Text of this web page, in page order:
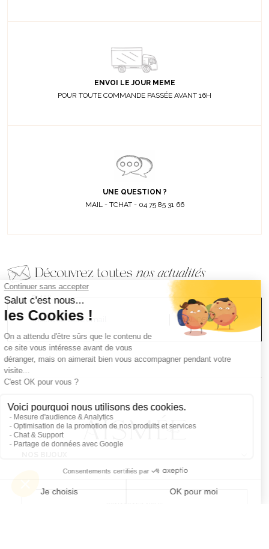
ENVOI LE JOUR MEME
POUR TOUTE COMMANDE PASSÉE AVANT 16H
UNE QUESTION ?
MAIL - TCHAT - 04 75 85 31 66
Découvrez toutes nos actualités
EMAIL
VALIDER